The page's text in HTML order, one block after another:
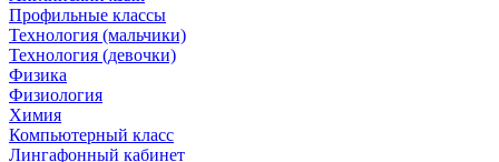
Профильные классы
Технология (мальчики)
Технология (девочки)
Физика
Физиология
Химия
Компьютерный класс
Лингафонный кабинет